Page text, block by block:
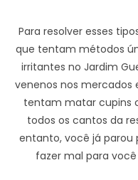
Para resolver esses
que tentam métodos
irritantes no Jardim
venenos nos mercados
tentam matar cupins
todos os cantos da
entanto, você já parou
fazer mal para